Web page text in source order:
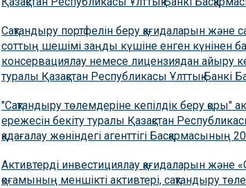
Сақтандыру портфелін беру қағидаларын және
соттың шешімі заңды күшіне енген күнінен
консервациялау немесе лицензиядан айыру
туралы Қазақстан Республикасы Ұлттық
"Сақтандыру төлемдеріне кепілдік беру қоры"
ережесін бекіту туралы Қазақстан
қадағалау жөніндегі агенттігі
Активтерді инвестициялау қағидаларын және
қоғамының меншікті активтері, сақтандыру